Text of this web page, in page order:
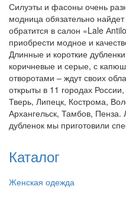
Силуэты и фасоны очень
модница обязательно
обратится в салон «Lale
приобрести модное и
Длинные и короткие
коричневые и серые, с
отворотами – ждут своих
открыты в 11 городах
Тверь, Липецк, Кострома,
Архангельск, Тамбов,
дубленок мы приготовили
Каталог
Женская одежда